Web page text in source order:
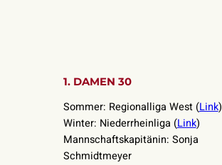
1. DAMEN 30
Sommer: Regionalliga West (Link)
Winter: Niederrheinliga (Link)
Mannschaftskapitänin: Sonja
Schmidtmeyer